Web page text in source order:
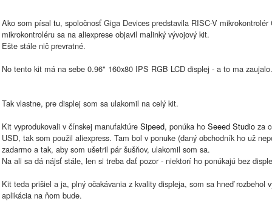
Ako som písal tu, spoločnosť Giga Devices predstavila RISC-V
mikrokontroléru sa na aliexprese objavil malinký vývojový kit.
Ešte stále nič prevratné.
No tento kit má na sebe 0.96" 160x80 IPS RGB LCD displej - a to ma zaujalo.
Tak vlastne, pre displej som sa ulakomil na celý kit.
Kit vyprodukovali v čínskej manufaktúre Sipeed, ponúka ho Seeed Studio za
USD, tak som použil aliexpress. Tam bol v ponuke (daný obchodník ho už
zadarmo a tak, aby som ušetril pár šušňov, ulakomil som sa.
Na ali sa dá nájsť stále, len si treba dať pozor - niektorí ho ponúkajú bez
Kit teda prišiel a ja, plný očakávania z kvality displeja, som sa hneď rozbehol
aplikácia na ňom bude.